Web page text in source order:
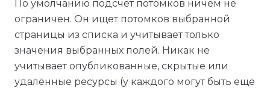
По умолчанию подсчёт потомков ничем не
ограничен. Он ищет потомков выбранной
страницы из списка и учитывает только
значения выбранных полей. Никак не
учитывает опубликованные, скрытые или
удалённые ресурсы (у каждого могут быть ещё